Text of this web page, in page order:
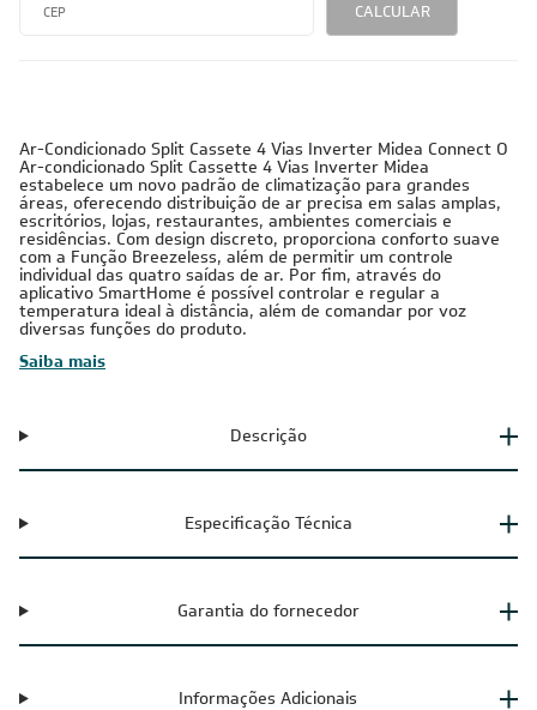
CALCULAR
Ar-Condicionado Split Cassete 4 Vias Inverter Midea Connect O
Ar-condicionado Split Cassette 4 Vias Inverter Midea
estabelece um novo padrão de climatização para grandes
áreas, oferecendo distribuição de ar precisa em salas amplas,
escritórios, lojas, restaurantes, ambientes comerciais e
residências. Com design discreto, proporciona conforto suave
com a Função Breezeless, além de permitir um controle
individual das quatro saídas de ar. Por fim, através do
aplicativo SmartHome é possível controlar e regular a
temperatura ideal à distância, além de comandar por voz
diversas funções do produto.
Saiba mais
Descrição
Especificação Técnica
Garantia do fornecedor
Informações Adicionais